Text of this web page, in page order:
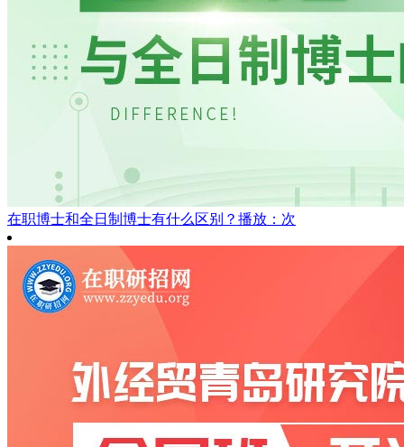
在职博士和全日制博士有什么区别？ 播放：次